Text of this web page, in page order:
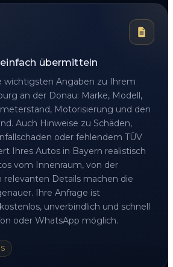
übermitteln
wichtigsten Angaben zu Ihrem
an der Donau: Marke, Modell,
Motorisierung und den
Auch Hinweise zu Schäden,
oder fehlendem TÜV
Ihres Autos in Bayern realistisch
vom Innenraum, von der
relevanten Details machen die
Ihre Anfrage ist
unverbindlich und schnell
oder WhatsApp möglich.